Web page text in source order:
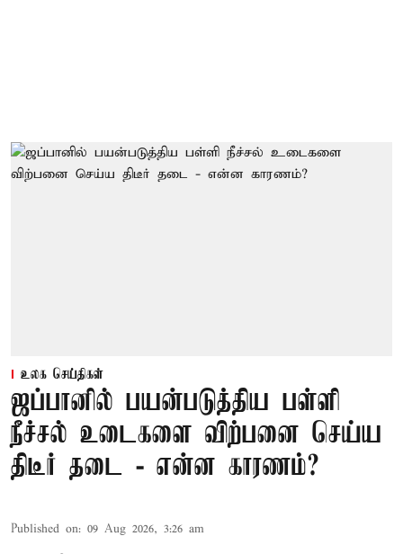
உலக செய்திகள்
ஜப்பானில் பயன்படுத்திய பள்ளி
நீச்சல் உடைகளை விற்பனை செய்ய
திடீர் தடை - என்ன காரணம்?
Published on: 09 Aug 2026, 3:26 am